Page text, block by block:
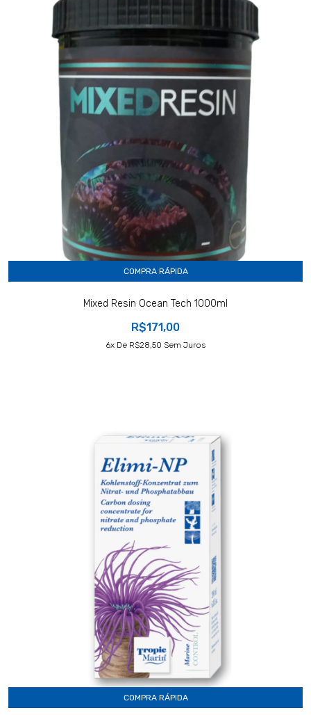
COMPRA RÁPIDA
Mixed Resin Ocean Tech 1000ml
R$171,00
6X De R$28,50 Sem Juros
COMPRA RÁPIDA